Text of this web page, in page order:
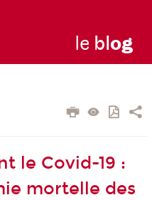
le blog
le Covid-19 :
mortelle des